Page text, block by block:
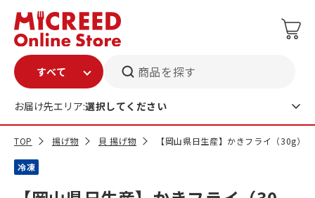
商品を探す
お届け先エリア:選択してください
TOP 揚げ物 貝 揚げ物 【岡山県日生産】かきフライ（30g）
冷凍